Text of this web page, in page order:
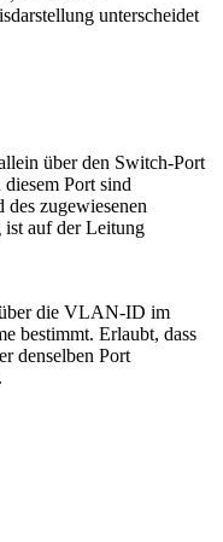
unterscheidet
über den Switch‑Port
diesem Port sind
zugewiesenen
auf der Leitung
die VLAN‑ID im
bestimmt. Erlaubt, dass
denselben Port